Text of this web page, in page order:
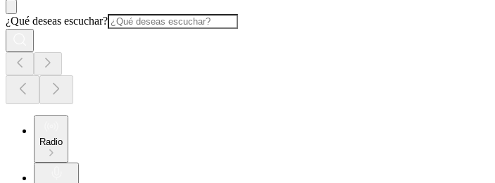
¿Qué deseas escuchar?
Radio